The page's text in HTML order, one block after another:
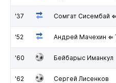
'37 Сомгат Сисембай
'52 Андрей Мачехин ⇐
'60 Бейбарыс Иманкул
'62 Сергей Лисенков